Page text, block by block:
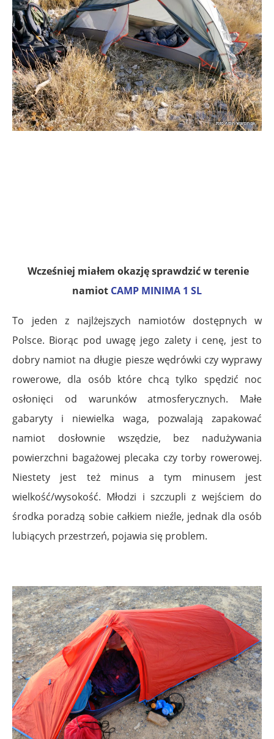
Wcześniej miałem okazję sprawdzić w terenie
namiot CAMP MINIMA 1 SL
To jeden z najlżejszych namiotów dostępnych w
Polsce. Biorąc pod uwagę jego zalety i cenę, jest to
dobry namiot na długie piesze wędrówki czy wyprawy
rowerowe, dla osób które chcą tylko spędzić noc
osłonięci od warunków atmosferycznych. Małe
gabaryty i niewielka waga, pozwalają zapakować
namiot dosłownie wszędzie, bez nadużywania
powierzchni bagażowej plecaka czy torby rowerowej.
Niestety jest też minus a tym minusem jest
wielkość/wysokość. Młodzi i szczupli z wejściem do
środka poradzą sobie całkiem nieźle, jednak dla osób
lubiących przestrzeń, pojawia się problem.